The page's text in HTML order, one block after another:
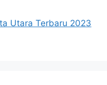
Utara Terbaru 2023